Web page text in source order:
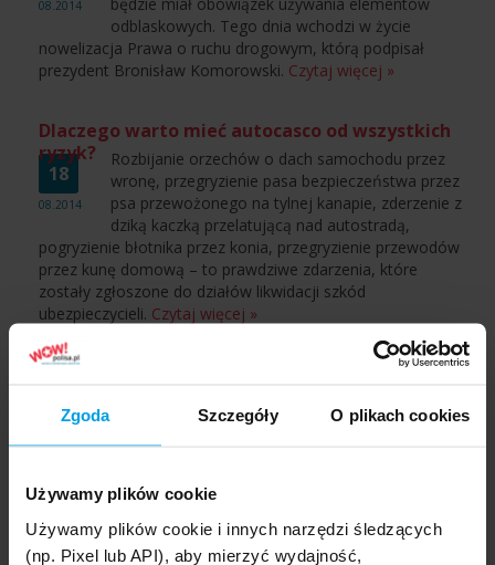
Zgoda Szczegóły O plikach cookies
Używamy plików cookie
Używamy plików cookie i innych narzędzi śledzących
(np. Pixel lub API), aby mierzyć wydajność,
08.2014
odblaskowych. Tego dnia wchodzi w życie
nowelizacja Prawa o ruchu drogowym, którą podpisał
prezydent Bronisław Komorowski. Czytaj więcej »
Dlaczego warto mieć autocasco od wszystkich
ryzyk?
18
08.2014
Rozbijanie orzechów o dach samochodu przez
wronę, przegryzienie pasa bezpieczeństwa przez
psa przewożonego na tylnej kanapie, zderzenie z
dziką kaczką przelatującą nad autostradą,
pogryzienie błotnika przez konia, przegryzienie przewodów
przez kunę domową – to prawdziwe zdarzenia, które
zostały zgłoszone do działów likwidacji szkód
ubezpieczycieli. Czytaj więcej »
14
08.2014
czołowych polskich blogerów motoryzacyjnych
oraz Michałem Kościuszko, jednym z najlepszych
„Niecodzienny Poradnik Codziennej Jazdy”.
Czy na pewno wiemy, czym jest autocasco?